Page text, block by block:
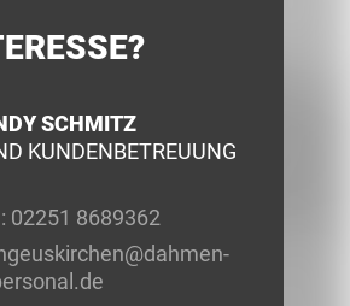
SCHMITZ
KUNDENBETREUUNG
02251 8689362